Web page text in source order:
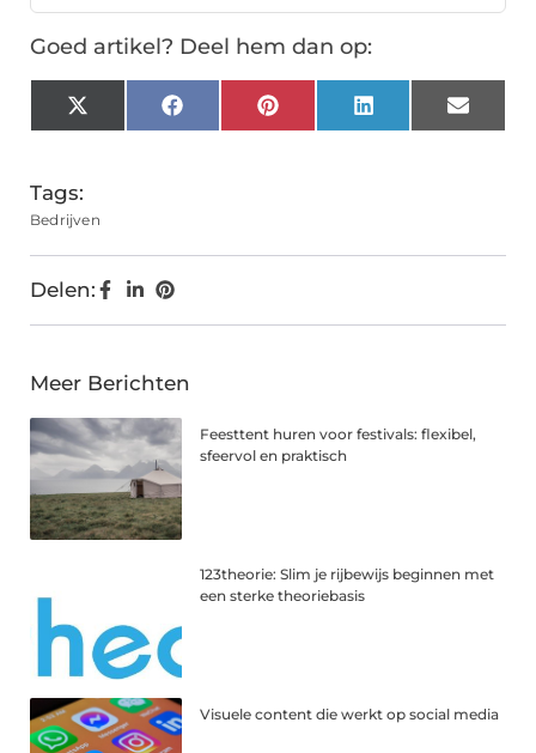
Goed artikel? Deel hem dan op:
X
(Twitter)
FacebookPinterestLinkedInEmail
Tags:
Bedrijven
Delen:
Meer Berichten
Feesttent huren voor festivals: flexibel,
sfeervol en praktisch
123theorie: Slim je rijbewijs beginnen met
een sterke theoriebasis
Visuele content die werkt op social media